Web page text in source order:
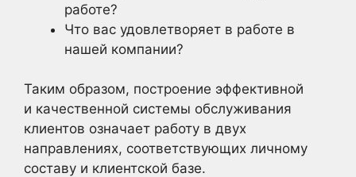
работе?
Что вас удовлетворяет в работе в
нашей компании?
Таким образом, построение эффективной
и качественной системы обслуживания
клиентов означает работу в двух
направлениях, соответствующих личному
составу и клиентской базе.